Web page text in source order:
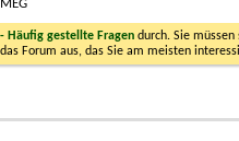
Häufig gestellte Fragen durch. Sie
Forum aus, das Sie am meisten